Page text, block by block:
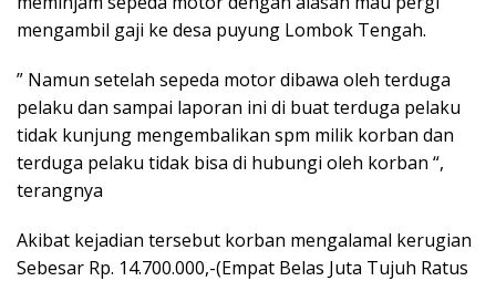
mengambil gaji ke desa puyung Lombok Tengah.
” Namun setelah sepeda motor dibawa oleh terduga
pelaku dan sampai laporan ini di buat terduga pelaku
tidak kunjung mengembalikan spm milik korban dan
terduga pelaku tidak bisa di hubungi oleh korban “,
terangnya
Akibat kejadian tersebut korban mengalamal kerugian
Sebesar Rp. 14.700.000,-(Empat Belas Juta Tujuh Ratus